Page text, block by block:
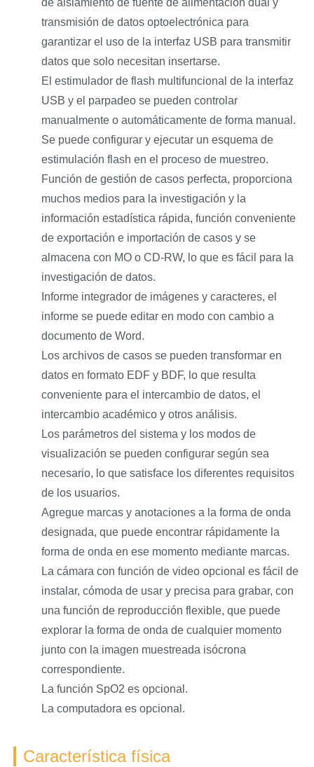
transmisión de datos optoelectrónica para
garantizar el uso de la interfaz USB para transmitir
datos que solo necesitan insertarse.
El estimulador de flash multifuncional de la interfaz
USB y el parpadeo se pueden controlar
manualmente o automáticamente de forma manual.
Se puede configurar y ejecutar un esquema de
estimulación flash en el proceso de muestreo.
Función de gestión de casos perfecta, proporciona
muchos medios para la investigación y la
información estadística rápida, función conveniente
de exportación e importación de casos y se
almacena con MO o CD-RW, lo que es fácil para la
investigación de datos.
Informe integrador de imágenes y caracteres, el
informe se puede editar en modo con cambio a
documento de Word.
Los archivos de casos se pueden transformar en
datos en formato EDF y BDF, lo que resulta
conveniente para el intercambio de datos, el
intercambio académico y otros análisis.
Los parámetros del sistema y los modos de
visualización se pueden configurar según sea
necesario, lo que satisface los diferentes requisitos
de los usuarios.
Agregue marcas y anotaciones a la forma de onda
designada, que puede encontrar rápidamente la
forma de onda en ese momento mediante marcas.
La cámara con función de video opcional es fácil de
instalar, cómoda de usar y precisa para grabar, con
una función de reproducción flexible, que puede
explorar la forma de onda de cualquier momento
junto con la imagen muestreada isócrona
correspondiente.
La función SpO2 es opcional.
La computadora es opcional.
Característica física